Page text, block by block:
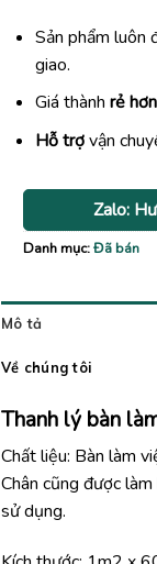
Sản phẩm luôn
giao.
Giá thành rẻ
Hỗ trợvận
Zalo:
Danh mục:Đã bán
Mô tả
Về chúng tôi
Thanh lý bàn
Chất liệu: Bàn làm
Chân cũng được
sử dụng.